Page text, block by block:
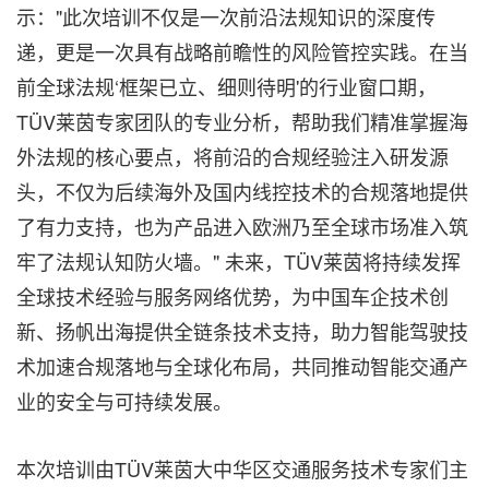
示："此次培训不仅是一次前沿法规知识的深度传
递，更是一次具有战略前瞻性的风险管控实践。在当
前全球法规‘框架已立、细则待明'的行业窗口期，
TÜV莱茵专家团队的专业分析，帮助我们精准掌握海
外法规的核心要点，将前沿的合规经验注入研发源
头，不仅为后续海外及国内线控技术的合规落地提供
了有力支持，也为产品进入欧洲乃至全球市场准入筑
牢了法规认知防火墙。" 未来，TÜV莱茵将持续发挥
全球技术经验与服务网络优势，为中国车企技术创
新、扬帆出海提供全链条技术支持，助力智能驾驶技
术加速合规落地与全球化布局，共同推动智能交通产
业的安全与可持续发展。
本次培训由TÜV莱茵大中华区交通服务技术专家们主